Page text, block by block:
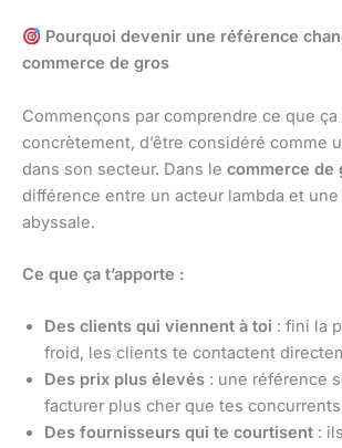
Pourquoi devenir une référence
commerce de gros
Commençons par comprendre ce que ça
concrètement, d’être considéré comme
dans son secteur. Dans le commerce de
différence entre un acteur lambda et
abyssale.
Ce que ça t’apporte :
Des clients qui viennent à toi : fini la
froid, les clients te contactent
Des prix plus élevés : une référence
facturer plus cher que tes concurrents
Des fournisseurs qui te courtisent :